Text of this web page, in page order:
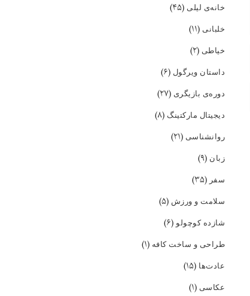
خانه‌ی لیلی (۴۵)
خلبانی (۱۱)
خیاطی (۲)
داستان ویرگول (۶)
دوره‌ی بازیگری (۲۷)
دیجیتال مارکتینگ (۸)
روانشناسی (۲۱)
زبان (۹)
سفر(۳۵)
سلامت و ورزش (۵)
شازده کوچولو(۶)
طراحی و ساخت کافه (۱)
عادت‌ها (۱۵)
عکاسی (۱)